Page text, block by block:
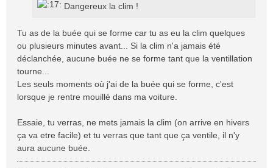
Dangereux la clim !
Tu as de la buée qui se forme car tu as eu la clim quelques
ou plusieurs minutes avant... Si la clim n'a jamais été
déclanchée, aucune buée ne se forme tant que la ventillation
tourne...
Les seuls moments où j'ai de la buée qui se forme, c'est
lorsque je rentre mouillé dans ma voiture.
Essaie, tu verras, ne mets jamais la clim (on arrive en hivers
ça va etre facile) et tu verras que tant que ça ventile, il n'y
aura aucune buée.